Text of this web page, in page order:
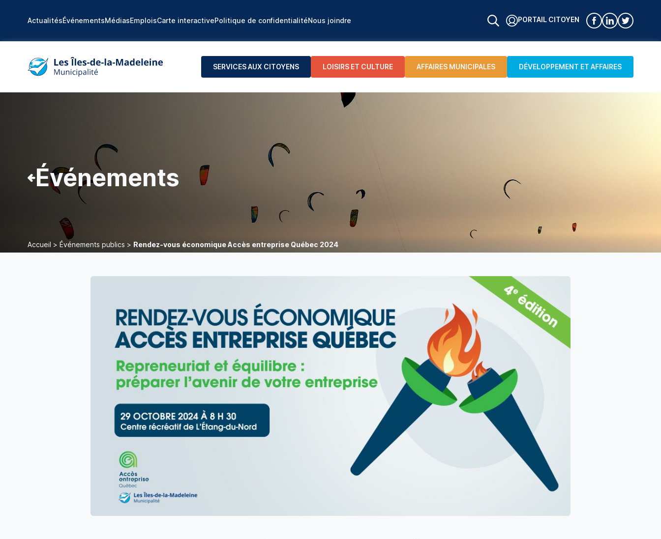
ActualitésÉvénementsMédiasEmploisCarte interactivePolitique de confidentialitéNous joindre PORTAIL CITOYEN
SERVICES AUX CITOYENS LOISIRS ET CULTURE AFFAIRES MUNICIPALES DÉVELOPPEMENT ET AFFAIRES
Événements
Accueil > Événements publics > Rendez-vous économique Accès entreprise Québec 2024